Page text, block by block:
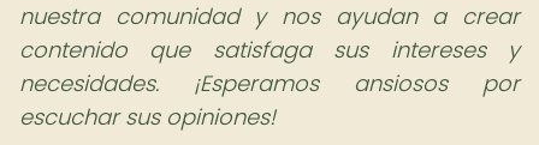
nuestra comunidad y nos ayudan a crear
contenido que satisfaga sus intereses y
necesidades. ¡Esperamos ansiosos por
escuchar sus opiniones!